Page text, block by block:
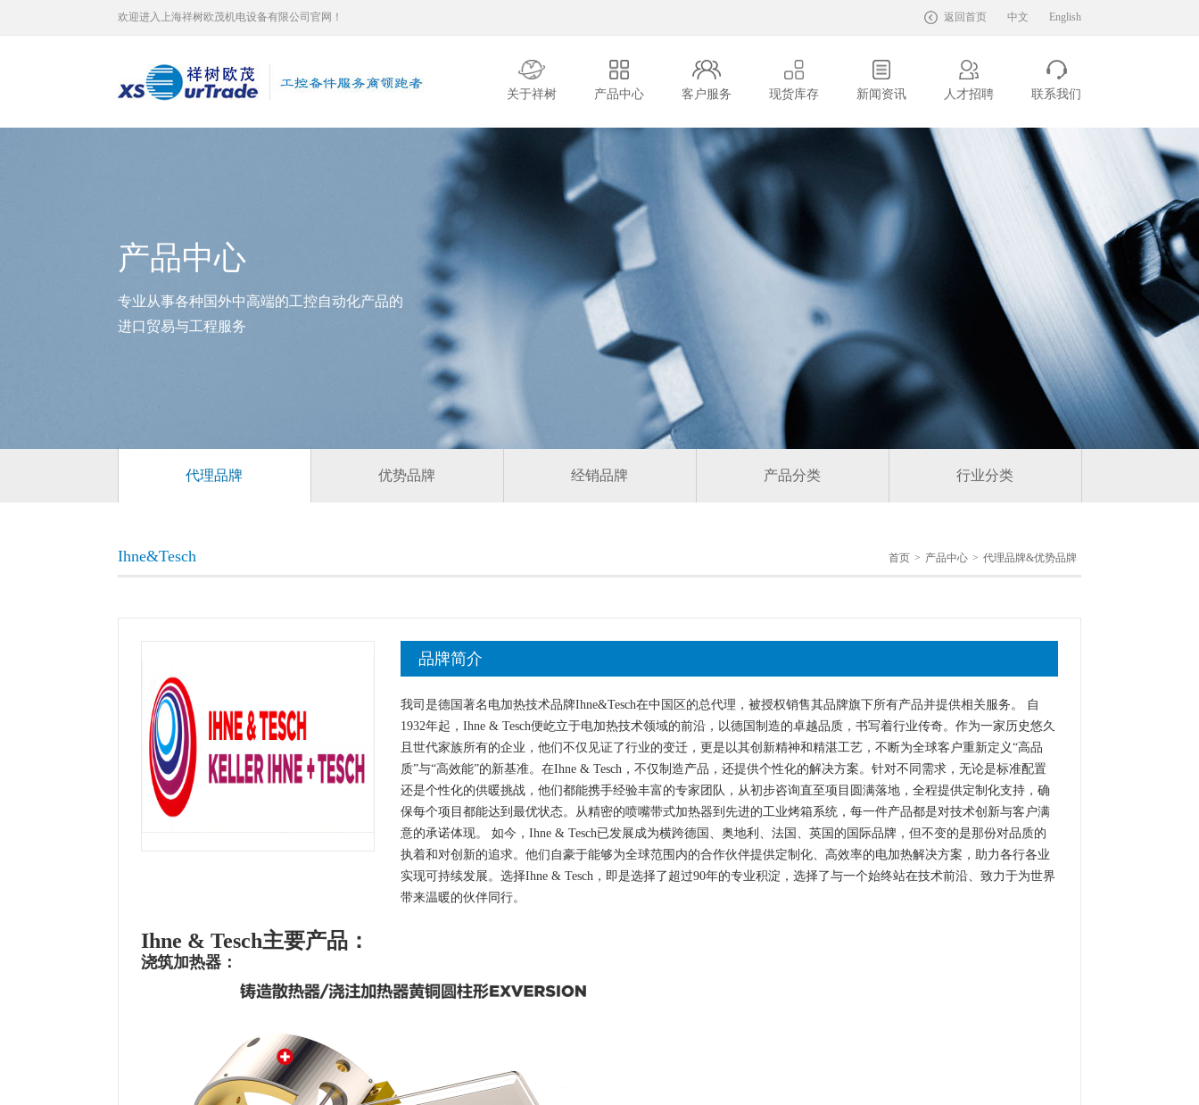
欢迎进入上海祥树欧茂机电设备有限公司官网！ 返回首页 中文 English
关于祥树 产品中心 客户服务 现货库存 新闻资讯 人才招聘 联系我们
产品中心
专业从事各种国外中高端的工控自动化产品的
进口贸易与工程服务
代理品牌 优势品牌 经销品牌 产品分类 行业分类
Ihne&Tesch 首页 > 产品中心 > 代理品牌&优势品牌
品牌简介
我司是德国著名电加热技术品牌Ihne&Tesch在中国区的总代理，被授权销售其品牌旗下所有产品并提供相关服务。 自
1932年起，Ihne & Tesch便屹立于电加热技术领域的前沿，以德国制造的卓越品质，书写着行业传奇。作为一家历史悠久
且世代家族所有的企业，他们不仅见证了行业的变迁，更是以其创新精神和精湛工艺，不断为全球客户重新定义“高品
质”与“高效能”的新基准。在Ihne & Tesch，不仅制造产品，还提供个性化的解决方案。针对不同需求，无论是标准配置
还是个性化的供暖挑战，他们都能携手经验丰富的专家团队，从初步咨询直至项目圆满落地，全程提供定制化支持，确
保每个项目都能达到最优状态。从精密的喷嘴带式加热器到先进的工业烤箱系统，每一件产品都是对技术创新与客户满
意的承诺体现。 如今，Ihne & Tesch已发展成为横跨德国、奥地利、法国、英国的国际品牌，但不变的是那份对品质的
执着和对创新的追求。他们自豪于能够为全球范围内的合作伙伴提供定制化、高效率的电加热解决方案，助力各行各业
实现可持续发展。选择Ihne & Tesch，即是选择了超过90年的专业积淀，选择了与一个始终站在技术前沿、致力于为世界
带来温暖的伙伴同行。
Ihne & Tesch主要产品：
浇筑加热器：